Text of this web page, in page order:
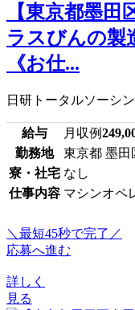
【東京都墨
ラスびんの製
《お仕...
日研トータルソーシ
給与 月収例
勤務地
東京都 墨田
寮・社宅 なし
仕事内容 マシンオペ
＼最短45秒で完了／
応募へ進む
詳しく
見る